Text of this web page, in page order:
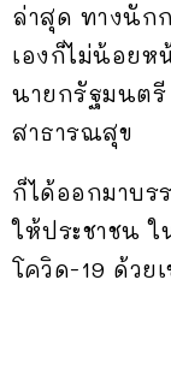
ล่าสุด ทางนัก
เองก็ไม่น้อยห
นายกรัฐมนตรี
สาธารณสุข
ก็ได้ออกมาบร
ให้ประชาชน ใ
โควิด-19 ด้วย